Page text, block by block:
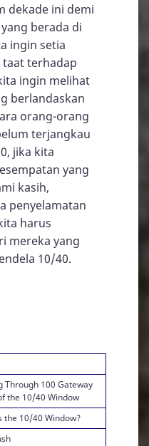
dekade ini demi
berada di
ingin setia
terhadap
ingin melihat
berlandaskan
orang-orang
terjangkau
jika kita
yang
kasih,
penyelamatan
harus
mereka yang
10/40.
Through 100 Gateway
the 10/40 Window
the 10/40 Window?